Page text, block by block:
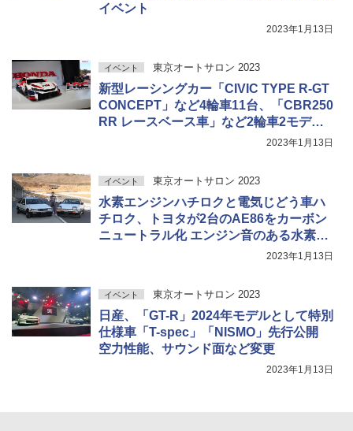
イベント
2023年1月13日
イベント 東京オートサロン 2023
新型レーシングカー「CIVIC TYPE R-GT
CONCEPT」など4輪車11台、「CBR250
RR レースベース車」など2輪車2モデル
2023年1月13日
イベント 東京オートサロン 2023
水素エンジンハチロクと電気じどう車ハ
チロク、トヨタが2台のAE86をカーボン
ニュートラル化 エンジン音のある水素と
6速MT搭載BEVの楽しさを提案2023年1月13日
イベント 東京オートサロン 2023
日産、「GT-R」2024年モデルとして特別
仕様車「T-spec」「NISMO」先行公開
空力性能、サウンド面など変更
2023年1月13日